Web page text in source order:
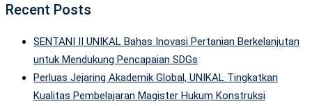
Recent Posts
SENTANI II UNIKAL Bahas Inovasi Pertanian Berkelanjutan
untuk Mendukung Pencapaian SDGs
Perluas Jejaring Akademik Global, UNIKAL Tingkatkan
Kualitas Pembelajaran Magister Hukum Konstruksi